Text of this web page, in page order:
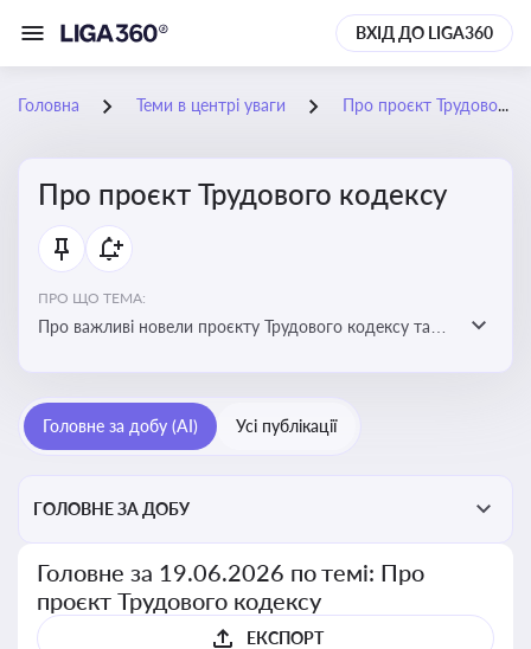
ВХІД ДО LIGA360
Головна Теми в центрі уваги Про проєкт Трудового кодексу
Про проєкт Трудового кодексу
ПРО ЩО ТЕМА:
Про важливі новели проєкту Трудового кодексу та
Головне за добу (AI) Усі публікації
ГОЛОВНЕ ЗА ДОБУ
Головне за 19.06.2026 по темі: Про
проєкт Трудового кодексу
ЕКСПОРТ